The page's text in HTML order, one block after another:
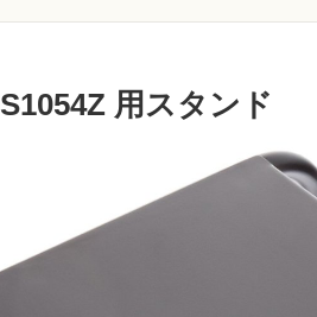
用スタンド